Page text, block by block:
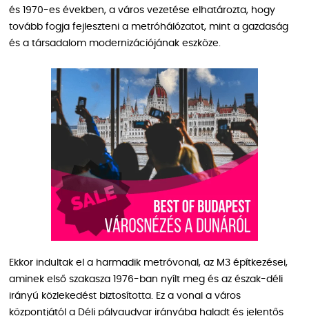
és 1970-es években, a város vezetése elhatározta, hogy
tovább fogja fejleszteni a metróhálózatot, mint a gazdaság
és a társadalom modernizációjának eszköze.
Ekkor indultak el a harmadik metróvonal, az M3 építkezései,
aminek első szakasza 1976-ban nyílt meg és az észak-déli
irányú közlekedést biztosította. Ez a vonal a város
központjától a Déli pályaudvar irányába haladt és jelentős